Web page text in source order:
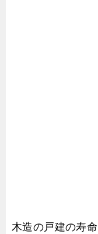
木造の戸建の寿